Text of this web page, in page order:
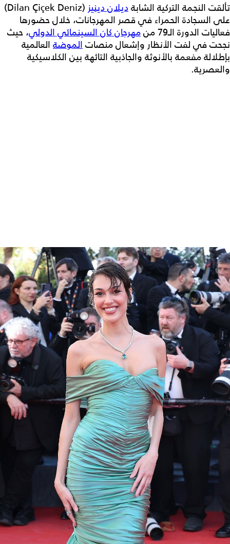
تألقت النجمة التركية الشابةديلان دينيز
(Dilan Çiçek Deniz)
على السجادة الحمراء في قصر المهرجانات، خلال حضورها
فعاليات الدورة الـ79 من
مهرجان كان السينمائي الدولي، حيث
نجحت في لفت الأنظار وإشعال منصاتالموضة العالمية
بإطلالة مفعمة بالأنوثة والجاذبية التائهة بين الكلاسيكية
والعصرية.